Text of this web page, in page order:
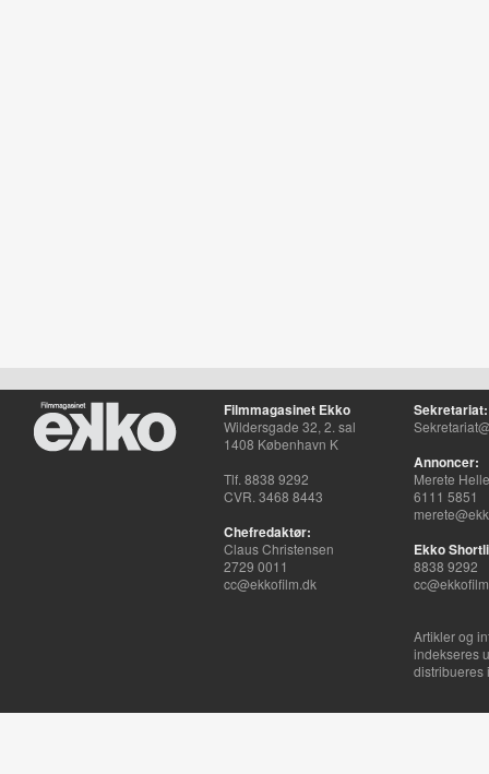
Filmmagasinet Ekko
Wildersgade 32, 2. sal
1408 København K
Tlf. 8838 9292
CVR. 3468 8443
Chefredaktør:
Claus Christensen
2729 0011
cc@ekkofilm.dk
Sekretariat:
Annoncer:
Merete
6111 5851
Ekko
8838 9292
Artikler og
indekseres
distribueres